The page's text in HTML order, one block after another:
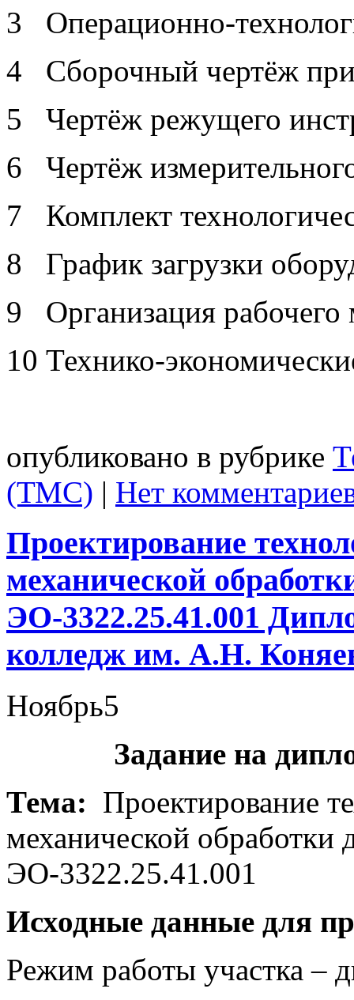
3 Операционно-
4 Сборочный чертёж
5 Чертёж режущего
6 Чертёж
7 Комплект
8 График загрузки
9 Организация рабочего
10 Технико-
опубликовано в рубрике
(ТМС) | Нет
Проектирование
механической
ЭО-3322.25.41.001
колледж им. А.Н.
Ноябрь5
Задание на
Тема: Проектирование
механической обработки
ЭО-3322.25.41.001
Исходные данные для
Режим работы участка –